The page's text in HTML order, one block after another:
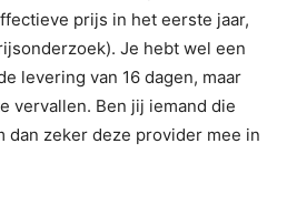
prijs in het eerste jaar,
Je hebt wel een
levering van 16 dagen, maar
vervallen. Ben jij iemand die
dan zeker deze provider mee in